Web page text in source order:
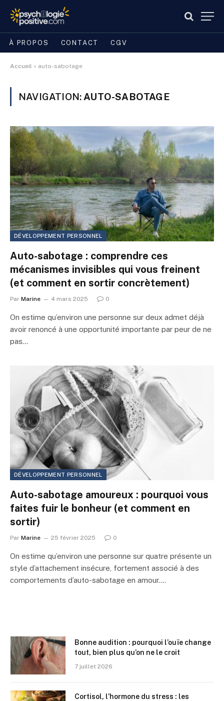
À PROPOS CONTACT CGV
Accueil » auto-sabotage
NAVIGATION: AUTO-SABOTAGE
DÉVELOPPEMENT PERSONNEL
Auto-sabotage : comprendre ces
mécanismes invisibles qui vous freinent
(et comment en sortir concrètement)
Par Marine 4 mars 2025 0
On estime qu’environ une personne sur deux admet déjà
avoir renoncé à une opportunité importante par peur de ne
pas…
DÉVELOPPEMENT PERSONNEL
Auto-sabotage amoureux : pourquoi vous
faites fuir le bonheur (et comment en
sortir)
Par Marine 25 février 2025 0
On estime qu’environ une personne sur quatre présente un
style d’attachement insécure, fortement associé à des
comportements d’auto-sabotage en amour.…
Bonne audition : pourquoi l’ouïe change
tout, bien plus qu’on ne le croit
7 juillet 2026
Cortisol, l’hormone du stress : les